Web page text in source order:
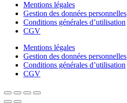
Mentions légales
Gestion des données personnelles
Conditions générales d’utilisation
CGV
Mentions légales
Gestion des données personnelles
Conditions générales d’utilisation
CGV